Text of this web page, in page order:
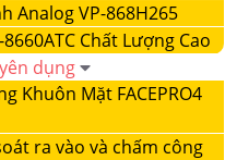
Analog VP-868H265
Chất Lượng Cao
dụng
Khuôn Mặt FACEPRO4
ra vào và chấm công